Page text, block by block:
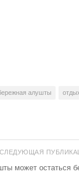
алушты
СЛЕДУЮЩАЯ
может остаться